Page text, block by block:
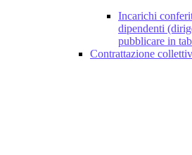
Incarichi
dipendenti
pubblicare in
Contrattazione